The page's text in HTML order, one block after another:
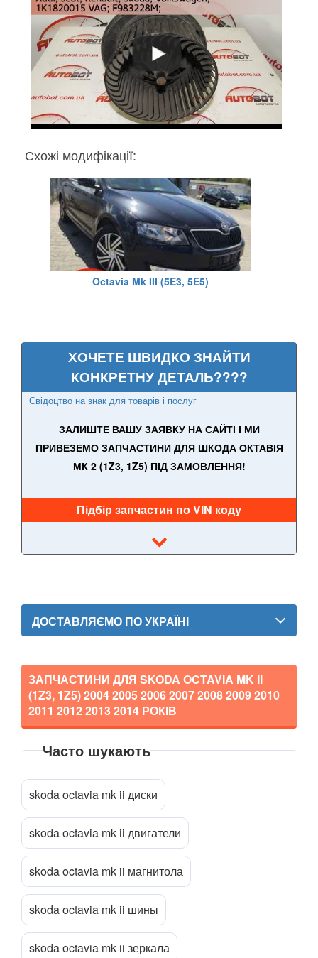
Схожі модифікації:
Octavia Mk III (5E3, 5E5)
ХОЧЕТЕ ШВИДКО ЗНАЙТИ
КОНКРЕТНУ ДЕТАЛЬ????
Свідоцтво на знак для товарів і послуг
ЗАЛИШТЕ ВАШУ ЗАЯВКУ НА САЙТІ І МИ
ПРИВЕЗЕМО ЗАПЧАСТИНИ ДЛЯ ШКОДА ОКТАВІЯ
МК 2 (1Z3, 1Z5) ПІД ЗАМОВЛЕННЯ!
Підбір запчастин по VIN коду
Прикріпити файл
ДОСТАВЛЯЄМО ПО УКРАЇНІ
ЗАПЧАСТИНИ ДЛЯ SKODA OCTAVIA MK II
(1Z3, 1Z5)2004 2005 2006 2007 2008 2009 2010
2011 2012 2013 2014 РОКІВ
Часто шукають
skoda octavia mk ii диски
skoda octavia mk ii двигатели
skoda octavia mk ii магнитола
skoda octavia mk ii шины
skoda octavia mk ii зеркала